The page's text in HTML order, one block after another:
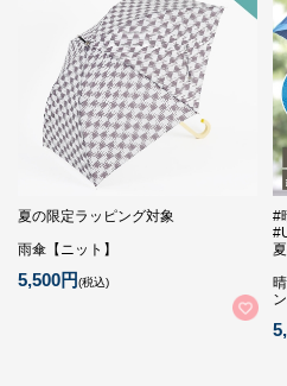
夏の限定ラッピング対象
雨傘【ニット】
5,500円(税込)
#